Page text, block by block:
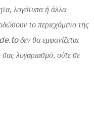
λογότυπα ή άλλα
το περιεχόμενο της
δεν θα εμφανίζεται
λογαριασμό, ούτε σε